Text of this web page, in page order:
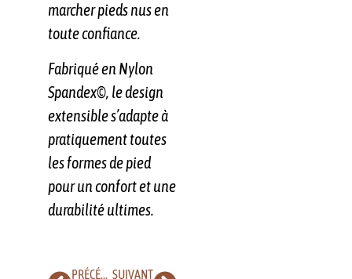
marcher pieds nus en
toute confiance.
Fabriqué en Nylon
Spandex©, le design
extensible s’adapte à
pratiquement toutes
les formes de pied
pour un confort et une
durabilité ultimes.
PRÉCÉDENT SUIVANT